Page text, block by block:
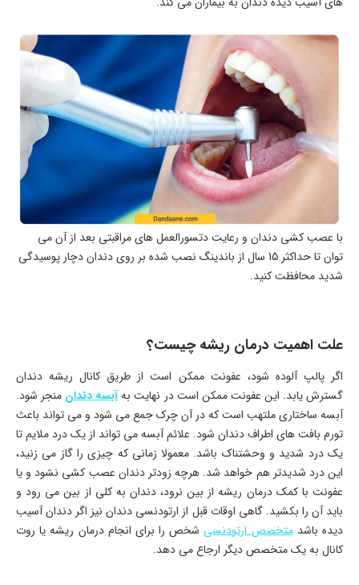
با عصب کشی دندان و رعایت دتسورالعمل های مراقبتی بعد از آن می
توان تا حداکثر 15 سال از باندینگ نصب شده بر روی دندان دچار پوسیدگی
شدید محافظت کنید.
علت اهمیت درمان ریشه چیست؟
اگر پالپ آلوده شود، عفونت ممکن است از طریق کانال ریشه دندان
گسترش یابد. این عفونت ممکن است در نهایت بهآبسه دندان منجر شود.
آبسه ساختاری ملتهب است که در آن چرک جمع می شود و می تواند باعث
تورم بافت های اطراف دندان شود. علائم آبسه می تواند از یک درد ملایم تا
یک درد شدید و وحشتناک باشد. معمولا زمانی که چیزی را گاز می زنید،
این درد شدیدتر هم خواهد شد. هرچه زودتر دندان عصب کشی نشود و یا
عفونت با کمک درمان ریشه از بین نرود، دندان به کلی از بین می رود و
باید آن را بکشید. گاهی اوقات قبل از ارتودنسی دندان نیز اگر دندان آسیب
دیده باشدمتخصص ارتودنسی شخص را برای انجام درمان ریشه یا روت
کانال به یک متخصص دیگر ارجاع می دهد.